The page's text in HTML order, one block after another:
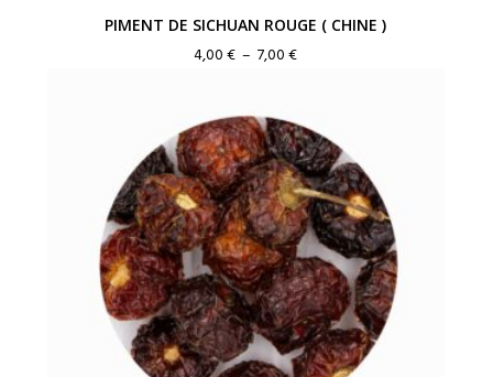
PIMENT DE SICHUAN ROUGE ( CHINE )
4,00€ – 7,00€Plage
4,00 €
à
7,00 €